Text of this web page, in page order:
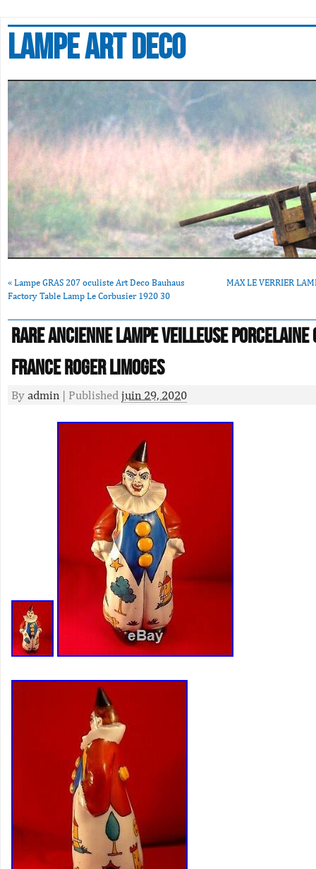
Lampe art deco
« Lampe GRAS 207 oculiste Art Deco Bauhaus
Factory Table Lamp Le Corbusier 1920 30
MAX LE VERRIER
Rare ancienne lampe veilleuse
France Roger Limoges
By admin | Published juin 29, 2020